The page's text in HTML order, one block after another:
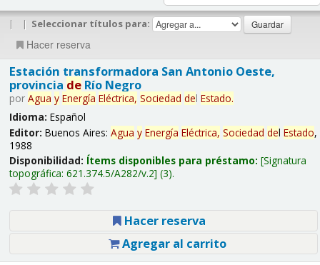
| | Seleccionar títulos para:
Hacer reserva
Estación transformadora San Antonio Oeste,
provincia deRío Negro
por Agua y Energía Eléctrica, Sociedad del Estado.
Idioma: Español
Editor: Buenos Aires: Agua y Energía Eléctrica, Sociedad del Estado,
1988
Disponibilidad: Ítems disponibles para préstamo: Signatura
topográfica: 621.374.5/A282/v.2 (3).
Hacer reserva
Agregar al carrito